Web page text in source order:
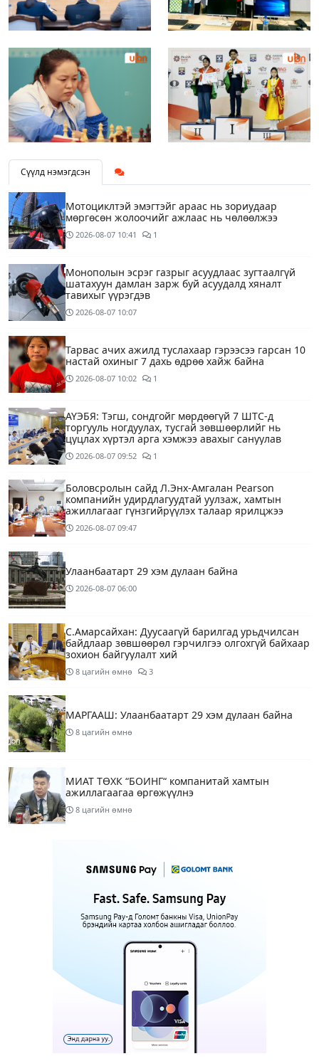
Сүүлд нэмэгдсэн
Мотоциклтэй эмэгтэйг араас нь зориудаар
мөргөсөн жолоочийг ажлаас нь чөлөөлжээ
2026-08-07 10:41 1
Монополын эсрэг газрыг асуудлаас зугтаалгүй
шатахуун дамлан зарж буй асуудалд хяналт
тавихыг үүрэгдэв
2026-08-07 10:07
Тарвас ачих ажилд туслахаар гэрээсээ гарсан 10
настай охиныг 7 дахь өдрөө хайж байна
2026-08-07 10:02 1
АҮЭБЯ: Тэгш, сондгойг мөрдөөгүй 7 ШТС-д
торгууль ногдуулах, тусгай зөвшөөрлийг нь
цуцлах хүртэл арга хэмжээ авахыг сануулав
2026-08-07 09:52 1
Боловсролын сайд Л.Энх-Амгалан Pearson
компанийн удирдлагуудтай уулзаж, хамтын
ажиллагааг гүнзгийрүүлэх талаар ярилцжээ
2026-08-07 09:47
Улаанбаатарт 29 хэм дулаан байна
2026-08-07 06:00
С.Амарсайхан: Дуусаагүй барилгад урьдчилсан
байдлаар зөвшөөрөл гэрчилгээ олгохгүй байхаар
зохион байгуулалт хий
8 цагийн өмнө 3
МАРГААШ: Улаанбаатарт 29 хэм дулаан байна
8 цагийн өмнө
МИАТ ТӨХК “БОИНГ“ компанитай хамтын
ажиллагаагаа өргөжүүлнэ
8 цагийн өмнө
хураалт, хадлантай холбоотой ШТС-уудаар
зөөврийн саваар автобензин авч болно
Дуучин A Cool буюу Б.Анхбаяр Төв цэнгэлдэх
хүрээлэнгийн Үйл ажиллагаа, олон нийтийн
тоглолт хариуцсан захирлаар томилогджээ
“Хотын дарга сонсож байна” 150150 тусгай
дугаарыг наймдугаар сарын 14-нөөс ажиллуулж
12 цагийн өмнө